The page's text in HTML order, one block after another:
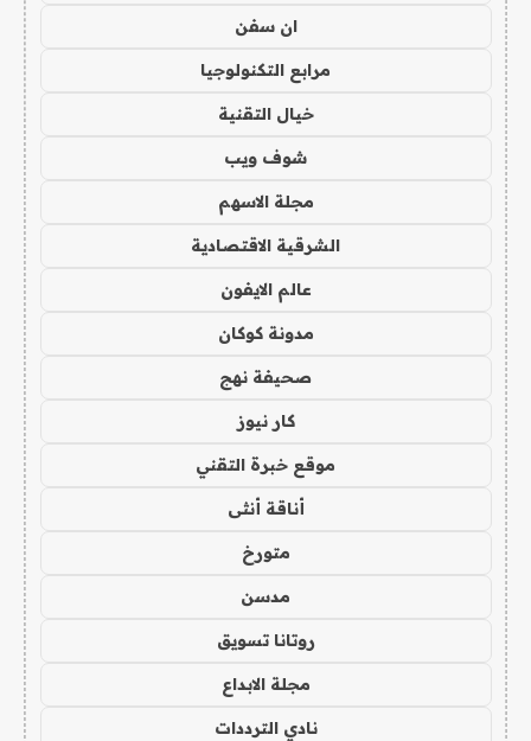
ان سفن
مرابع التكنولوجيا
خيال التقنية
شوف ويب
مجلة الاسهم
الشرقية الاقتصادية
عالم الايفون
مدونة كوكان
صحيفة نهج
كار نيوز
موقع خبرة التقني
أناقة أنثى
متورخ
مدسن
روتانا تسويق
مجلة الابداع
نادي الترددات